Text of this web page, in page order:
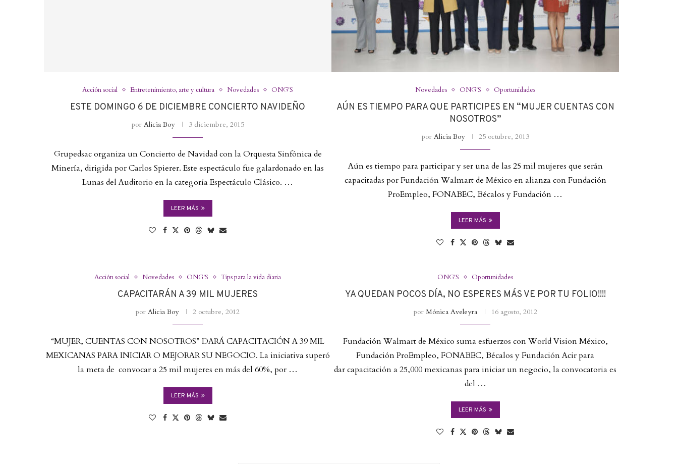
Acción social Entretenimiento, arte y cultura Novedades ONG'S
ESTE DOMINGO 6 DE DICIEMBRE CONCIERTO NAVIDEÑO
por Alicia Boy 3 diciembre, 2015
Grupedsac organiza un Concierto de Navidad con la Orquesta Sinfónica de
Minería, dirigida por Carlos Spierer. Este espectáculo fue galardonado en las
Lunas del Auditorio en la categoría Espectáculo Clásico. …
LEER MÁS
Novedades ONG'S Oportunidades
AÚN ES TIEMPO PARA QUE PARTICIPES EN “MUJER CUENTAS CON
NOSOTROS”
por Alicia Boy 25 octubre, 2013
Aún es tiempo para participar y ser una de las 25 mil mujeres que serán
capacitadas por Fundación Walmart de México en alianza con Fundación
ProEmpleo, FONABEC, Bécalos y Fundación …
LEER MÁS
Acción social Novedades ONG'S Tips para la vida diaria
CAPACITARÁN A 39 MIL MUJERES
por Alicia Boy 2 octubre, 2012
“MUJER, CUENTAS CON NOSOTROS” DARÁ CAPACITACIÓN A 39 MIL
MEXICANAS PARA INICIAR O MEJORAR SU NEGOCIO. La iniciativa superó
la meta de convocar a 25 mil mujeres en más del 60%, por …
LEER MÁS
ONG'S Oportunidades
YA QUEDAN POCOS DÍA, NO ESPERES MÁS VE POR TU FOLIO!!!!
por Mónica Aveleyra 16 agosto, 2012
Fundación Walmart de México suma esfuerzos con World Vision México,
Fundación ProEmpleo, FONABEC, Bécalos y Fundación Acir para
dar capacitación a 25,000 mexicanas para iniciar un negocio, la convocatoria es
del …
LEER MÁS